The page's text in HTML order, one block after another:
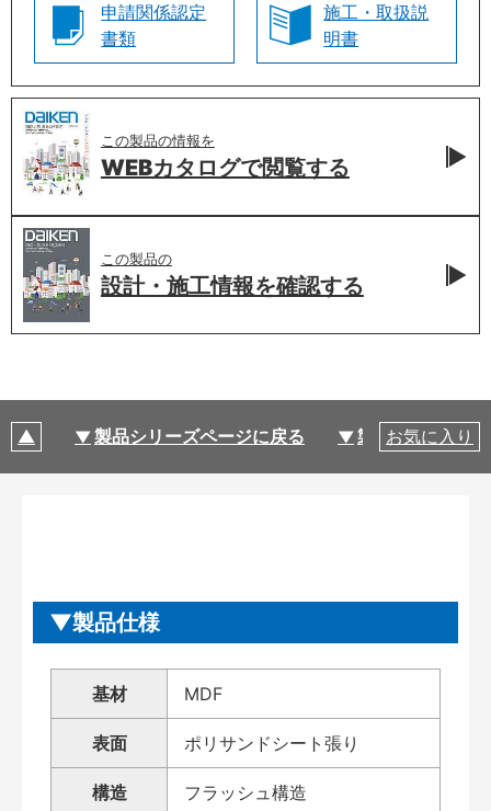
申請関係認定
書類
施工・取扱説
明書
この製品の情報を
WEBカタログで閲覧する
この製品の
設計・施工情報を確認する
製品シリーズページに戻る 製品仕様
お気に入り
製品仕様
基材 MDF
表面 ポリサンドシート張り
構造 フラッシュ構造